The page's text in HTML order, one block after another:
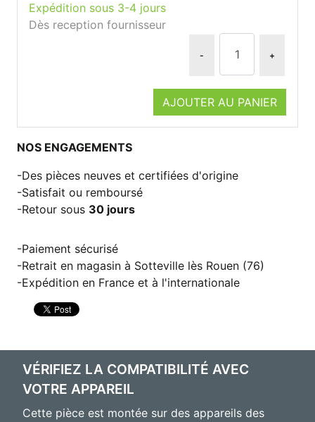
Expédition sous 3-4 jours
Dès reception fournisseur
- +
AJOUTER AU PANIER
NOS ENGAGEMENTS
Des pièces neuves et certifiées d'origine
Satisfait ou remboursé
Retour sous 30 jours
Paiement sécurisé
Retrait en magasin à Sotteville lès Rouen (76)
Expédition en France et à l'internationale
VÉRIFIEZ LA COMPATIBILITÉ AVEC
VOTRE APPAREIL
Cette pièce est montée sur des appareils des